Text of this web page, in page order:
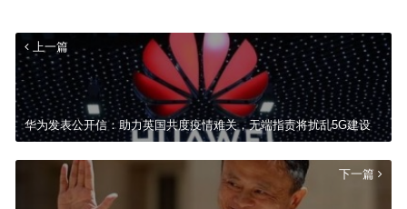
上一篇
华为发表公开信：助力英国共度疫情难关，无端指责将扰乱5G建设
下一篇